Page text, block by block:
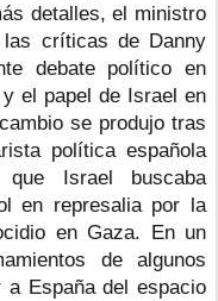
detalles, el ministro
críticas de Danny
debate político en
el papel de Israel en
se produjo tras
política española
que Israel buscaba
en represalia por la
en Gaza. En un
de algunos
a España del espacio